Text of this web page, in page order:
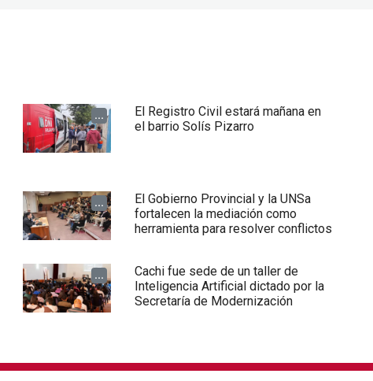
...
El Registro Civil estará mañana en
el barrio Solís Pizarro
...
El Gobierno Provincial y la UNSa
fortalecen la mediación como
herramienta para resolver conflictos
...
Cachi fue sede de un taller de
Inteligencia Artificial dictado por la
Secretaría de Modernización